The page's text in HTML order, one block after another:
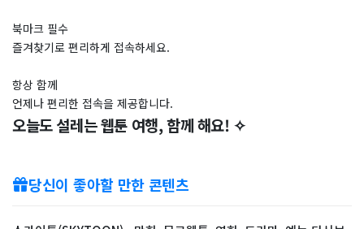
북마크 필수
즐겨찾기로 편리하게 접속하세요.
항상 함께
언제나 편리한 접속을 제공합니다.
오늘도 설레는 웹툰 여행, 함께 해요! ✧
당신이 좋아할 만한 콘텐츠